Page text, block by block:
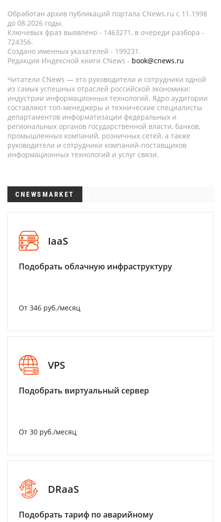
Обработан архив публикаций портала CNews.ru c 11.1998
до 08.2026 годы.
Ключевых фраз выявлено - 1463271, в очереди разбора -
724356.
Создано именных указателей - 199231.
Редакция Индексной книги CNews - book@cnews.ru
Читатели CNews — это руководители и сотрудники одной
из самых успешных отраслей российской экономики:
индустрии информационных технологий. Ядро аудитории
составляют топ-менеджеры и технические специалисты
департаментов информатизации федеральных и
региональных органов государственной власти, банков,
промышленных компаний, розничных сетей, а также
руководители и сотрудники компаний-поставщиков
информационных технологий и услуг связи.
CNEWSMARKET
IaaS
Подобрать облачную инфраструктуру
От 346 руб./месяц
VPS
Подобрать виртуальный сервер
От 30 руб./месяц
DRaaS
Подобрать тариф по аварийному